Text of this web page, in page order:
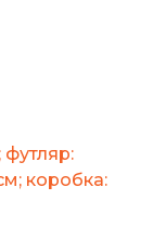
футляр:
коробка: